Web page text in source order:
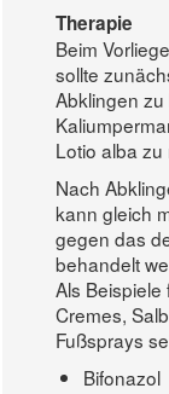
Therapie
Beim
sollte
Abklingen
Lotio alba
Nach
kann gleich
gegen das
behandelt
Als
Cremes,
Fußsprays
Bifonazol